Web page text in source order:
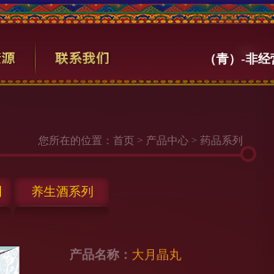
（青）-非
您所在的位置： 首页 > 产品中心 > 药品系列
养生酒系列
产品名称： 大月晶丸